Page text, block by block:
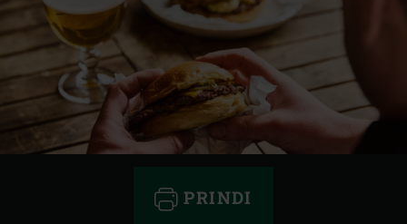
PRINDI